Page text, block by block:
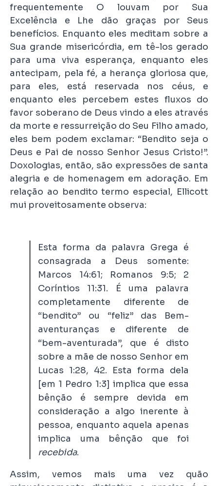
frequentemente O louvam por Sua
Excelência e Lhe dão graças por Seus
benefícios. Enquanto eles meditam sobre a
Sua grande misericórdia, em tê-los gerado
para uma viva esperança, enquanto eles
antecipam, pela fé, a herança gloriosa que,
para eles, está reservada nos céus, e
enquanto eles percebem estes fluxos do
favor soberano de Deus vindo a eles através
da morte e ressurreição do Seu Filho amado,
eles bem podem exclamar: “Bendito seja o
Deus e Pai de nosso Senhor Jesus Cristo!”.
Doxologias, então, são expressões de santa
alegria e de homenagem em adoração. Em
relação ao bendito termo especial, Ellicott
mui proveitosamente observa:
Esta forma da palavra Grega é
consagrada a Deus somente:
Marcos 14:61; Romanos 9:5; 2
Coríntios 11:31. É uma palavra
completamente diferente de
“bendito” ou “feliz” das Bem-
aventuranças e diferente de
“bem-aventurada”, que é disto
sobre a mãe de nosso Senhor em
Lucas 1:28, 42. Esta forma dela
[em 1 Pedro 1:3] implica que essa
bênção é sempre devida em
consideração a algo inerente à
pessoa, enquanto aquela apenas
implica uma bênção que foi
recebida.
Assim, vemos mais uma vez quão